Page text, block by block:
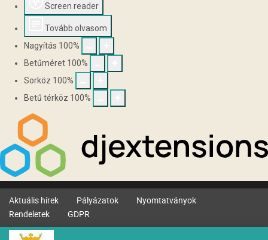
Screen reader
Tovább olvasom
Nagyítás 100%
Betűméret 100%
Sorköz 100%
Betű térköz 100%
Aktuális hírek Pályázatok
Nyomtatványok
Rendeletek
GDPR